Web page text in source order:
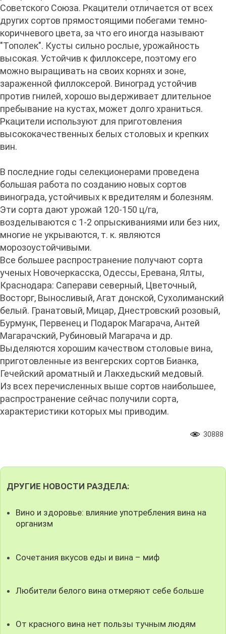
Советского Союза. Ркацители отличается от всех
других сортов прямостоящими побегами темно-
коричневого цвета, за что его иногда называют
"Тополек". Кусты сильно рослые, урожайность
высокая. Устойчив к филлоксере, поэтому его
можно выращивать на своих корнях и зоне,
зараженной филлоксерой. Виноград устойчив
против гнилей, хорошо выдерживает длительное
пребывание на кустах, может долго храниться.
Ркацители используют для приготовления
высококачественных белых столовых и крепких
вин.
В последние годы селекционерами проведена
большая работа по созданию новых сортов
винограда, устойчивых к вредителям и болезням.
Эти сорта дают урожай 120-150 ц/га,
возделываются с 1-2 опрыскиваниями или без них,
многие не укрываются, т. к. являются
морозоустойчивыми.
Все большее распространение получают сорта
ученых Новочеркасска, Одессы, Еревана, Ялты,
Краснодара: Саперави северный, Цветочный,
Восторг, Выносливый, Агат донской, Сухолиманский
белый. Гранатовый, Мицар, Днестровский розовый,
Бурмунк, Первенец и Подарок Магарача, Антей
Магарачский, Рубиновый Магарача и др.
Выделяются хорошим качеством столовые вина,
приготовленные из венгерских сортов Бианка,
Гечейский ароматный и Лакхедьский медовый.
Из всех перечисленных выше сортов наибольшее,
распространение сейчас получили сорта,
характеристики которых мы приводим.
30888
ДРУГИЕ НОВОСТИ РАЗДЕЛА:
Вино и здоровье: влияние употребления вина на
организм
Сочетания вкусов еды и вина – миф
Любители белого вина отмеряют себе больше
От красного вина нет пользы тучным людям